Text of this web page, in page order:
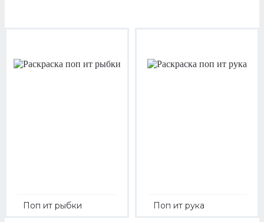
Поп ит рыбки Поп ит рука